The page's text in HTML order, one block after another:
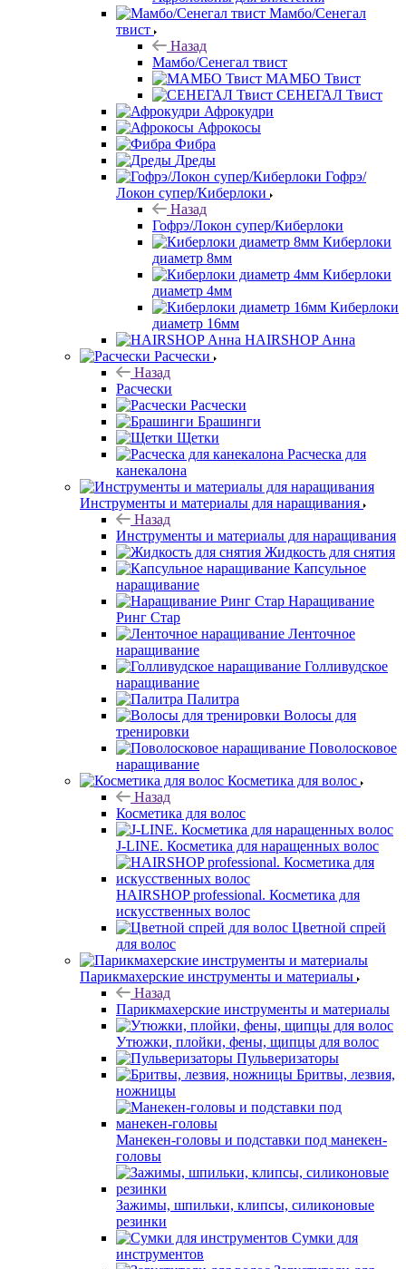
Мамбо/Сенегал
твист
Назад
Мамбо/Сенегал твист
МАМБО Твист
СЕНЕГАЛ Твист
Афрокудри
Афрокосы
Фибра
Дреды
Гофрэ/
Локон супер/Киберлоки
Назад
Гофрэ/Локон супер/Киберлоки
Киберлоки
диаметр 8мм
Киберлоки
диаметр 4мм
Киберлоки
диаметр 16мм
HAIRSHOP Анна
Расчески
Назад
Расчески
Расчески
Брашинги
Щетки
Расческа для
канекалона
Инструменты и материалы для наращивания
Назад
Инструменты и материалы для наращивания
Жидкость для снятия
Капсульное
наращивание
Наращивание
Ринг Стар
Ленточное
наращивание
Голливудское
наращивание
Палитра
Волосы для
тренировки
Поволосковое
наращивание
Косметика для волос
Назад
Косметика для волос
J-LINE. Косметика для наращенных волос
HAIRSHOP professional. Косметика для
искусственных волос
Цветной спрей
для волос
Парикмахерские инструменты и материалы
Назад
Парикмахерские инструменты и материалы
Утюжки, плойки, фены, щипцы для волос
Пульверизаторы
Бритвы, лезвия,
ножницы
Манекен-головы и подставки под манекен-
головы
Зажимы, шпильки, клипсы, силиконовые
резинки
Сумки для
инструментов